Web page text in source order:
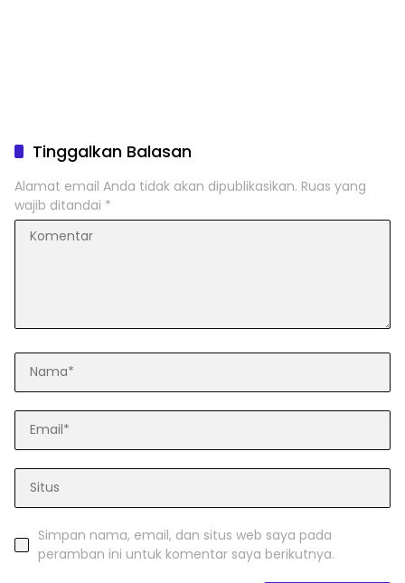
Tinggalkan Balasan
Alamat email Anda tidak akan dipublikasikan. Ruas yang
wajib ditandai *
Simpan nama, email, dan situs web saya pada
peramban ini untuk komentar saya berikutnya.